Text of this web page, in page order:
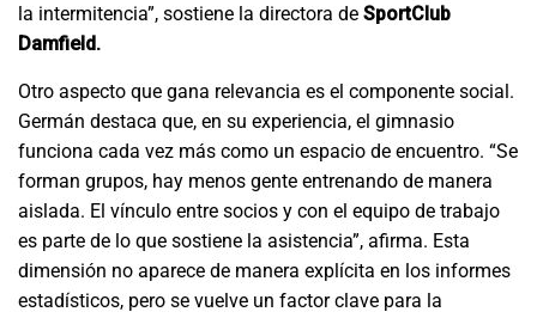
la intermitencia”, sostiene la directora de SportClub
Damfield.
Otro aspecto que gana relevancia es el componente social.
Germán destaca que, en su experiencia, el gimnasio
funciona cada vez más como un espacio de encuentro. “Se
forman grupos, hay menos gente entrenando de manera
aislada. El vínculo entre socios y con el equipo de trabajo
es parte de lo que sostiene la asistencia”, afirma. Esta
dimensión no aparece de manera explícita en los informes
estadísticos, pero se vuelve un factor clave para la